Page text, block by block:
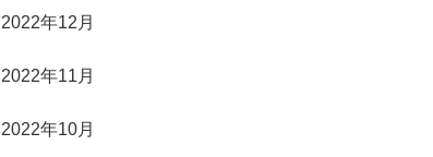
2022年12月
2022年11月
2022年10月